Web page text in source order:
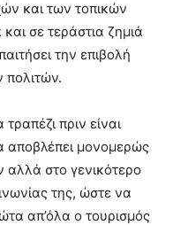
και των τοπικών
σε τεράστια ζημιά
την επιβολή
πριν είναι
αποβλέπει μονομερώς
στο γενικότερο
της, ώστε να
απ’όλα ο τουρισμός